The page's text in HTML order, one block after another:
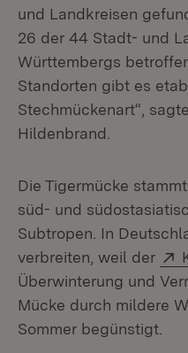
und Landkreisen
26 der 44 Stadt- und
Württembergs
Standorten gibt es
Stechmückenart“,
Hildenbrand.
Die Tigermücke
süd- und
Subtropen. In
verbreiten, weil der
Überwinterung und
Mücke durch mildere
Sommer begünstigt.